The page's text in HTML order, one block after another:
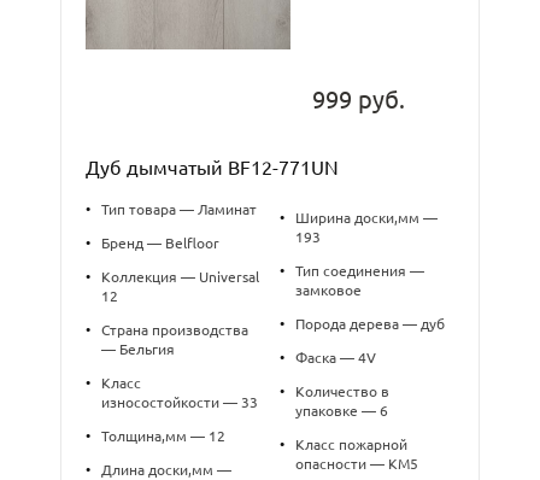
999 руб.
Дуб дымчатый BF12-771UN
• Тип товара — Ламинат
• Бренд — Belfloor
•
Коллекция — Universal
12
•
Страна производства
— Бельгия
•
Класс
износостойкости — 33
• Толщина,мм — 12
•
Длина доски,мм —
•
Ширина доски,мм —
193
•
Тип соединения —
замковое
• Порода дерева — дуб
• Фаска — 4V
•
Количество в
упаковке — 6
•
Класс пожарной
опасности — КМ5